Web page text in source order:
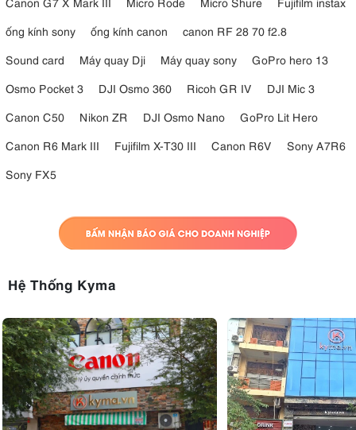
ống kính sony
ống kính canon
canon RF 28 70 f2.8
Sound card
Máy quay Dji Máy quay sony
GoPro hero 13
Osmo Pocket 3
DJI Osmo 360 Ricoh GR IV
DJI Mic 3
Canon C50
Nikon ZR DJI Osmo Nano
GoPro Lit Hero
Canon R6 Mark III
Fujifilm X-T30 III Canon R6V
Sony A7R6
Sony FX5
Hệ Thống Kyma